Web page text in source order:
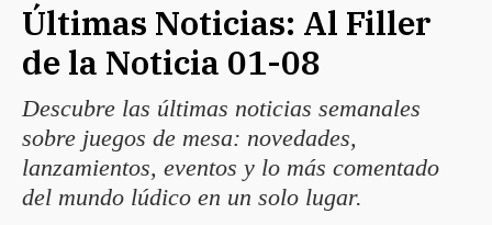
Últimas Noticias: Al Filler
de la Noticia 01-08
Descubre las últimas noticias semanales
sobre juegos de mesa: novedades,
lanzamientos, eventos y lo más comentado
del mundo lúdico en un solo lugar.